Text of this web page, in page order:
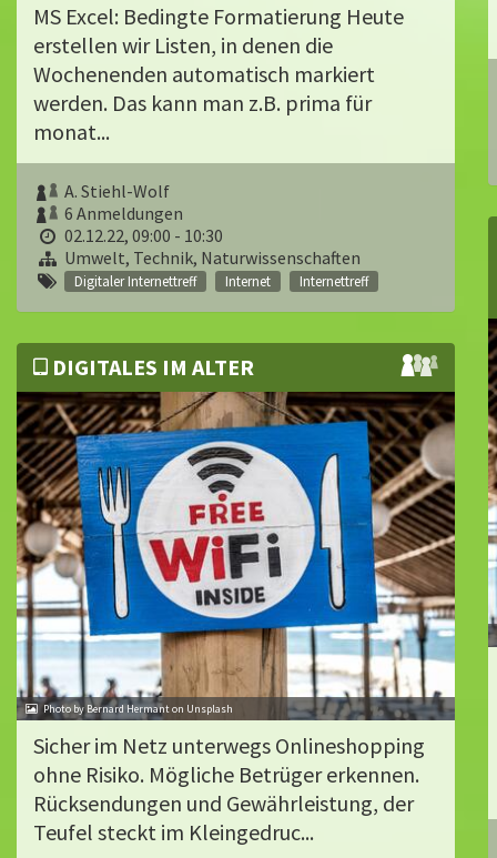
MS Excel: Bedingte Formatierung Heute
erstellen wir Listen, in denen die
Wochenenden automatisch markiert
werden. Das kann man z.B. prima für
monat...
A. Stiehl-Wolf
6 Anmeldungen
02.12.22, 09:00 - 10:30
Umwelt, Technik, Naturwissenschaften
Digitaler Internettreff Internet Internettreff
DIGITALES IM ALTER
Photo by Bernard Hermant on Unsplash
Sicher im Netz unterwegs Onlineshopping
ohne Risiko. Mögliche Betrüger erkennen.
Rücksendungen und Gewährleistung, der
Teufel steckt im Kleingedruc...